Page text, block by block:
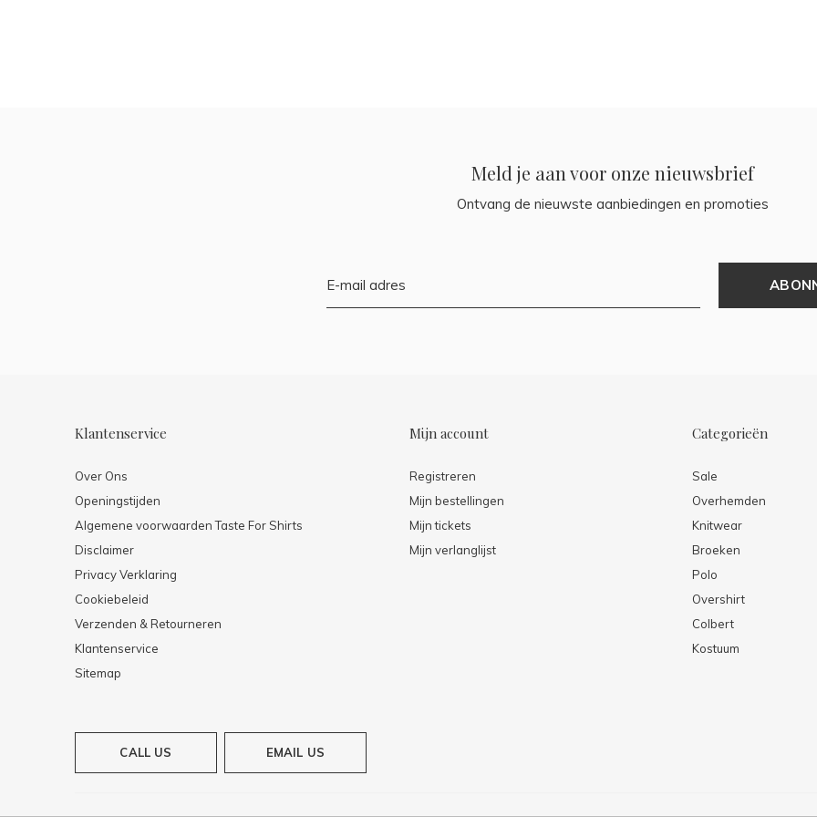
Meld je aan voor onze nieuwsbrief
Ontvang de nieuwste aanbiedingen en promoties
Klantenservice
Over Ons
Openingstijden
Algemene voorwaarden Taste For Shirts
Disclaimer
Privacy Verklaring
Cookiebeleid
Verzenden & Retourneren
Klantenservice
Sitemap
Mijn account
Registreren
Mijn bestellingen
Mijn tickets
Mijn verlanglijst
Categorieën
Sale
Overhemden
Knitwear
Broeken
Polo
Overshirt
Colbert
Kostuum
CALL US EMAIL US